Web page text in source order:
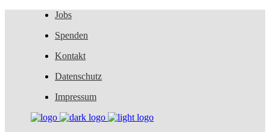
Jobs
Spenden
Kontakt
Datenschutz
Impressum